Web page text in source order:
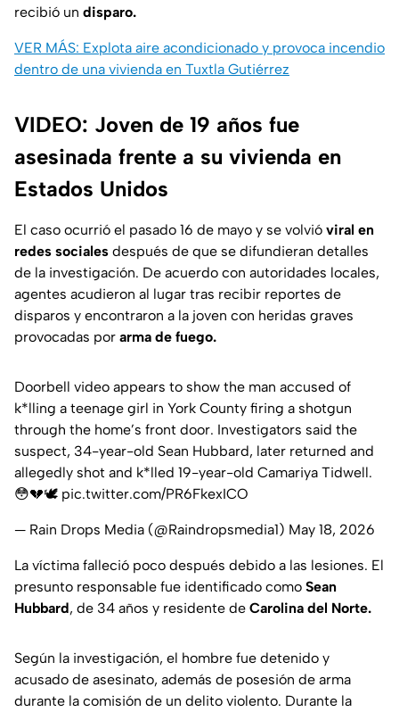
recibió un disparo.
VER MÁS: Explota aire acondicionado y provoca incendio
dentro de una vivienda en Tuxtla Gutiérrez
VIDEO: Joven de 19 años fue
asesinada frente a su vivienda en
Estados Unidos
El caso ocurrió el pasado 16 de mayo y se volvió viral en
redes sociales después de que se difundieran detalles
de la investigación. De acuerdo con autoridades locales,
agentes acudieron al lugar tras recibir reportes de
disparos y encontraron a la joven con heridas graves
provocadas por arma de fuego.
Doorbell video appears to show the man accused of
k*lling a teenage girl in York County firing a shotgun
through the home’s front door. Investigators said the
suspect, 34-year-old Sean Hubbard, later returned and
allegedly shot and k*lled 19-year-old Camariya Tidwell.
😳💔🕊️ pic.twitter.com/PR6FkexICO
— Rain Drops Media (@Raindropsmedia1) May 18, 2026
La víctima falleció poco después debido a las lesiones. El
presunto responsable fue identificado como Sean
Hubbard, de 34 años y residente de Carolina del Norte.
Según la investigación, el hombre fue detenido y
acusado de asesinato, además de posesión de arma
durante la comisión de un delito violento. Durante la